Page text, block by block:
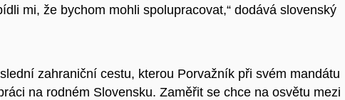
mi, že bychom mohli spolupracovat,“ dodává slovenský
zahraniční cestu, kterou Porvažník při svém mandátu
na rodném Slovensku. Zaměřit se chce na osvětu mezi